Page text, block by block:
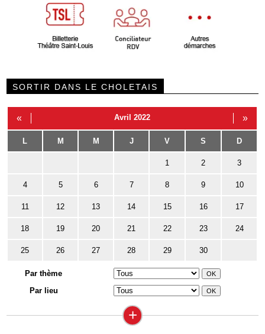
SORTIR DANS LE CHOLETAIS
« Avril 2022 »
L M M J V S D
1 2 3
4 5 6 7 8 9 10
11 12 13 14 15 16 17
18 19 20 21 22 23 24
25 26 27 28 29 30
Par thème
Par lieu
+